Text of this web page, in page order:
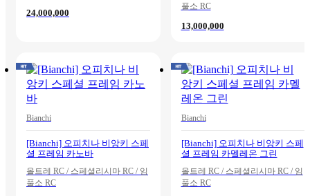
24,000,000
풀소 RC
13,000,000
Bianchi
[Bianchi] 오피치나 비앙키 스페
셜 프레임 카노바
올트레 RC / 스페셜리시마 RC / 임
풀소 RC
Bianchi
[Bianchi] 오피치나 비앙키 스페
셜 프레임 카멜레온 그린
올트레 RC / 스페셜리시마 RC / 임
풀소 RC